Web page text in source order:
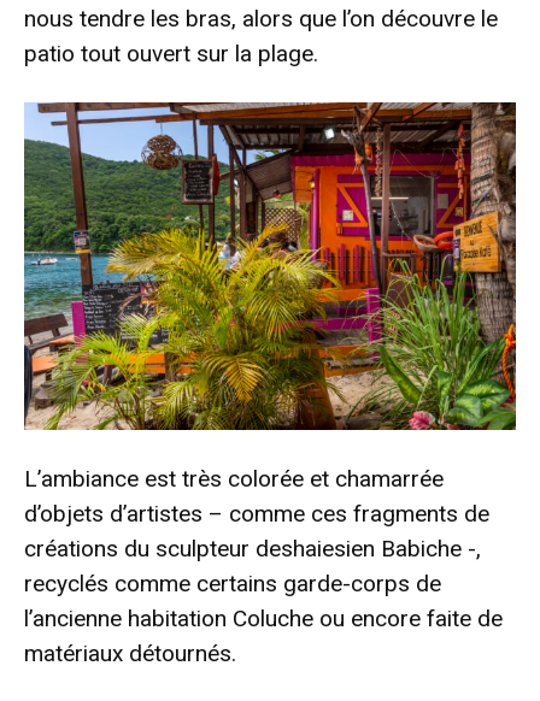
nous tendre les bras, alors que l’on découvre le
patio tout ouvert sur la plage.
L’ambiance est très colorée et chamarrée
d’objets d’artistes – comme ces fragments de
créations du sculpteur deshaiesien Babiche -,
recyclés comme certains garde-corps de
l’ancienne habitation Coluche ou encore faite de
matériaux détournés.